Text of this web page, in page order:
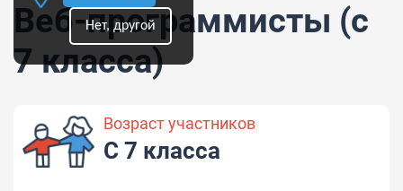
Нет, другой
Веб-программисты (с
7 класса)
Возраст участников
С 7 класса